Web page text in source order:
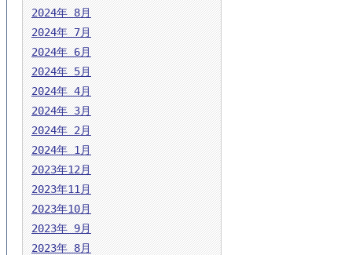
2024年 8月
2024年 7月
2024年 6月
2024年 5月
2024年 4月
2024年 3月
2024年 2月
2024年 1月
2023年12月
2023年11月
2023年10月
2023年 9月
2023年 8月